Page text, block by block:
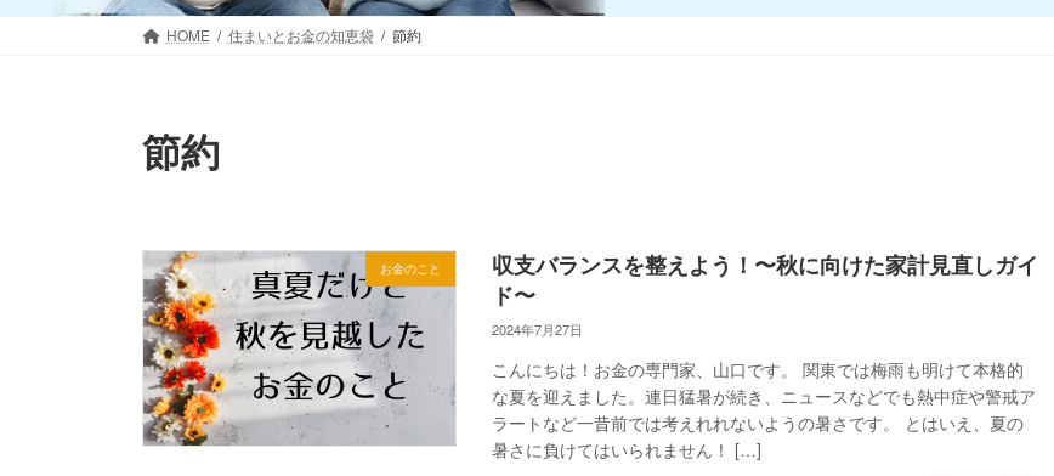
HOME 住まいとお金の知恵袋 節約
節約
お金のこと
収支バランスを整えよう！〜秋に向けた家計見直しガイ
ド〜
2024年7月27日
こんにちは！お金の専門家、山口です。 関東では梅雨も明けて本格的
な夏を迎えました。連日猛暑が続き、ニュースなどでも熱中症や警戒ア
ラートなど一昔前では考えれれないようの暑さです。 とはいえ、夏の
暑さに負けてはいられません！ […]